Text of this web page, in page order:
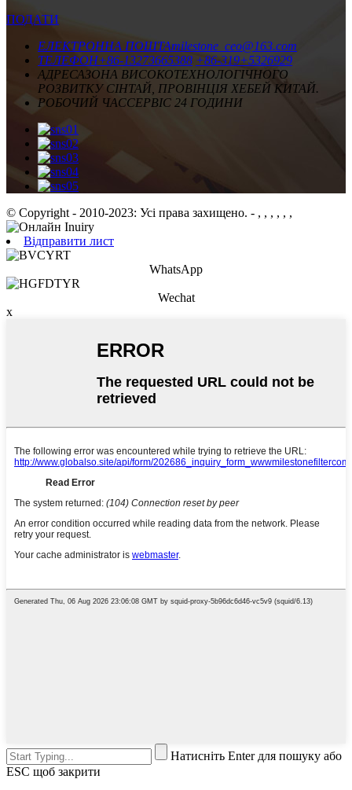
ПОДАТИ
ЕЛЕКТРОННА ПОШТАmilestone_ceo@163.com
ТЕЛЕФОН+86-13273665388 +86-319+5326929
АДРЕСАЗОНА ВИСОКОТЕХНОЛОГІЧНОГО
РОЗВИТКУ СІНТАЙ, ПРОВІНЦІЯ ХЕБЕЙ КИТАЙ.
РОБОЧИЙ ЧАССЕРВІС 24 ГОДИНИ
© Copyright - 2010-2023: Усі права захищено. - , , , , , ,
Відправити лист
WhatsApp
Wechat
x
Натисніть Enter для пошуку або
ESC щоб закрити